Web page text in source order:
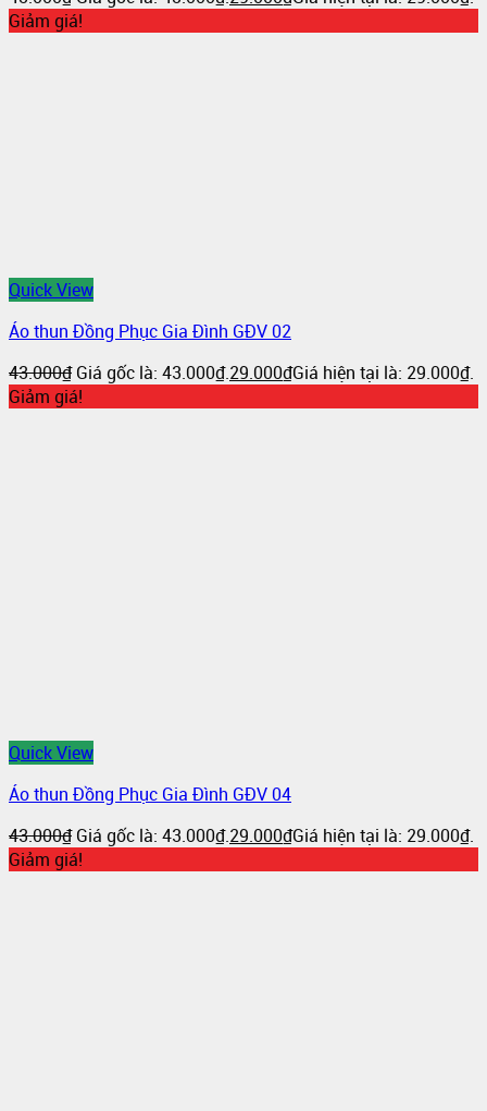
Giảm giá!
Quick View
Áo thun Đồng Phục Gia Đình GĐV 02
43.000₫ Giá gốc là: 43.000₫.29.000₫Giá hiện tại là: 29.000₫.
Giảm giá!
Quick View
Áo thun Đồng Phục Gia Đình GĐV 04
43.000₫ Giá gốc là: 43.000₫.29.000₫Giá hiện tại là: 29.000₫.
Giảm giá!